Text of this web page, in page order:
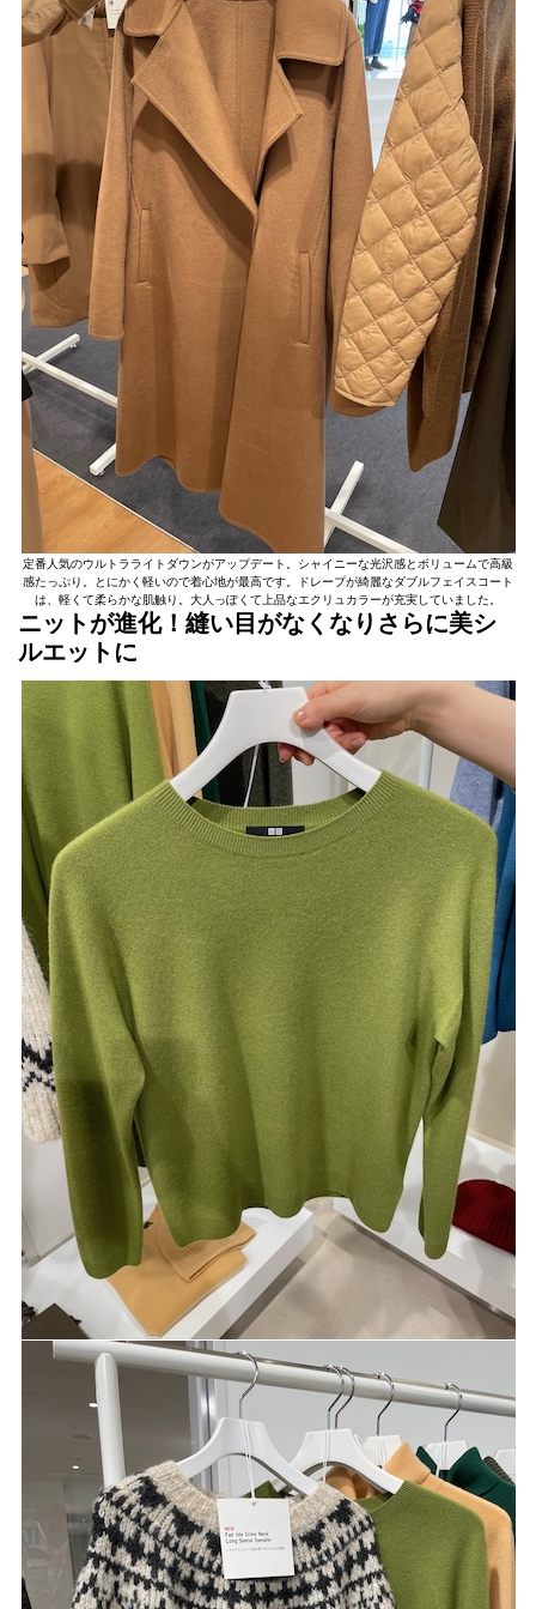
定番人気のウルトラライトダウンがアップデート。シャイニーな光沢感とボリュームで高級
感たっぷり。とにかく軽いので着心地が最高です。ドレープが綺麗なダブルフェイスコート
は、軽くて柔らかな肌触り。大人っぽくて上品なエクリュカラーが充実していました。
ニットが進化！縫い目がなくなりさらに美シ
ルエットに